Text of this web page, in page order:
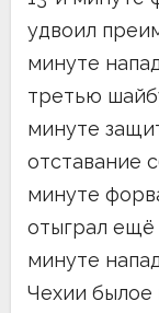
удвоил
минуте
третью
минуте
отставание
минуте
отыграл
минуте
Чехии былое